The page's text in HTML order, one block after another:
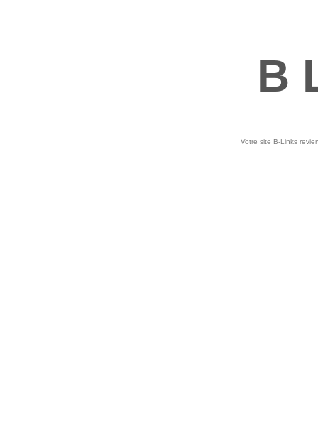
B
Votre site B-Links